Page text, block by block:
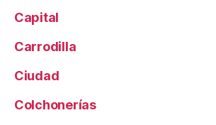
Capital
Carrodilla
Ciudad
Colchonerías